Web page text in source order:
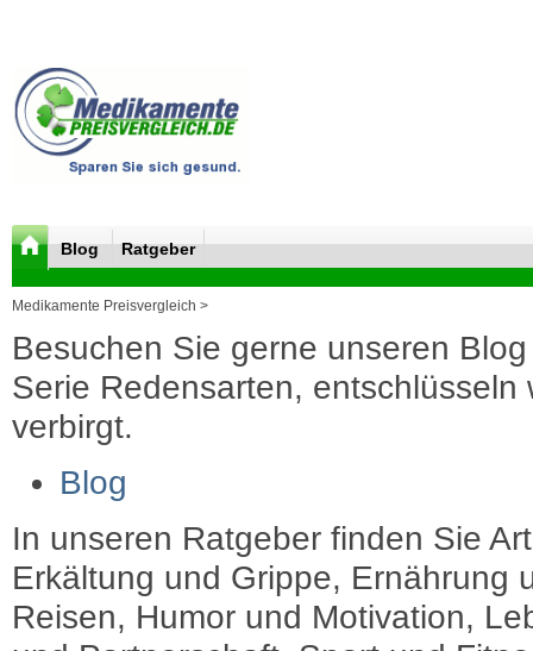
Blog Ratgeber
Medikamente Preisvergleich >
Besuchen Sie gerne unseren
Serie Redensarten, entschlüsseln
verbirgt.
Blog
In unseren Ratgeber finden Sie
Erkältung und Grippe, Ernährung
Reisen, Humor und Motivation,